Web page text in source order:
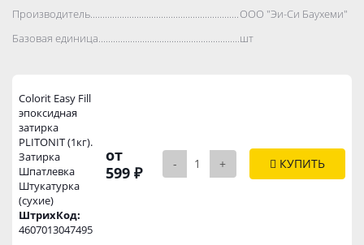
Производитель..................................................................................ООО "Эи-Си Баухеми"
Базовая единица..................................................................................
шт
Colorit Easy Fill
эпоксидная
затирка
PLITONIT (1кг).
Затирка
Шпатлевка
Штукатурка
(сухие)
ШтрихКод:
4607013047495
от
599 ₽
- + КУПИТЬ